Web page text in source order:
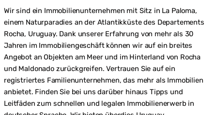
E
R
E
R
A
U
F
E
I
Wir sind ein Immobilienunternehmen mit Sitz in La Paloma,
einem Naturparadies an der Atlantikküste des Departements
Rocha, Uruguay. Dank unserer Erfahrung von mehr als 30
Jahren im Immobiliengeschäft können wir auf ein breites
Angebot an Objekten am Meer und im Hinterland von Rocha
und Maldonado zurückgreifen. Vertrauen Sie auf ein
registriertes Familienunternehmen, das mehr als Immobilien
anbietet. Finden Sie bei uns darüber hinaus Tipps und
Leitfäden zum schnellen und legalen Immobilienerwerb in